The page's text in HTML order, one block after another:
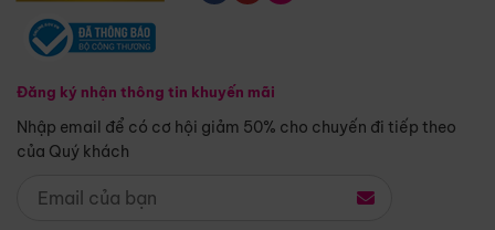
Đăng ký nhận thông tin khuyến mãi
Nhập email để có cơ hội giảm 50% cho chuyến đi tiếp theo
của Quý khách